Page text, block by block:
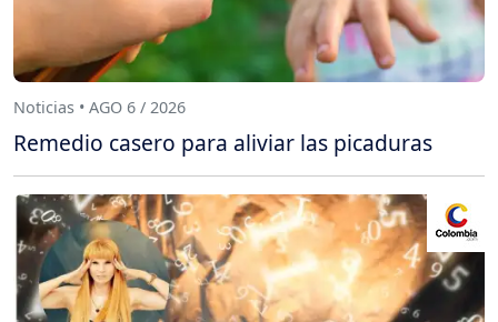
Noticias • AGO 6 / 2026
Remedio casero para aliviar las picaduras